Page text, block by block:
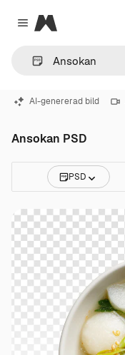
Close menu
Magnific
AI-genererad bild
Ansokan PSD
PSD